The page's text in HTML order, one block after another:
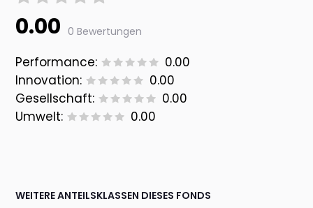
0.00 0 Bewertungen
Performance:
0.00
Innovation:
0.00
Gesellschaft:
0.00
Umwelt:
0.00
WEITERE ANTEILSKLASSEN DIESES FONDS